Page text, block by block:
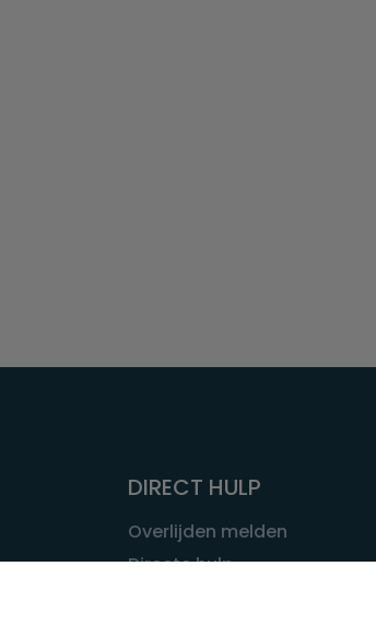
DIRECT HULP
Overlijden melden
Directe hulp